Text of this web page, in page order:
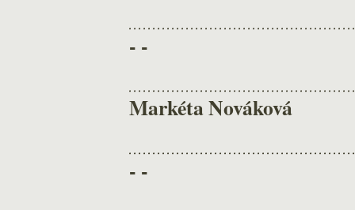
- -
Markéta Nováková
- -